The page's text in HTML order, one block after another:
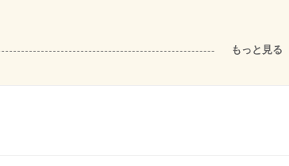
もっと見る